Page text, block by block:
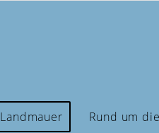
Landmauer Rund um